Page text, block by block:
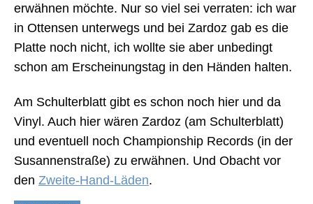
erwähnen möchte. Nur so viel sei verraten: ich war
in Ottensen unterwegs und bei Zardoz gab es die
Platte noch nicht, ich wollte sie aber unbedingt
schon am Erscheinungstag in den Händen halten.
Am Schulterblatt gibt es schon noch hier und da
Vinyl. Auch hier wären Zardoz (am Schulterblatt)
und eventuell noch Championship Records (in der
Susannenstraße) zu erwähnen. Und Obacht vor
den Zweite-Hand-Läden.